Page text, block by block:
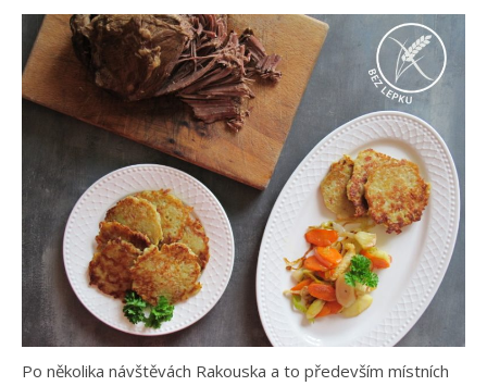
Po několika návštěvách Rakouska a to především místních